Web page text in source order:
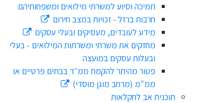
תמיכה וסיוע למשרתי מילואים ומשפחותיהם
חרבות ברזל - זכויות במצב חירום
מידע לעובדים, מעסיקים ובעלי עסקים
מחזקים את משרתי ומשרתות המילואים - בעלי
ובעלות עסקים במועצה
פטור מהיתר להקמת ממ״ד בבתים פרטיים או
ממ"מ (מרחב מוגן מוסדי)
תוכנית אב לחקלאות